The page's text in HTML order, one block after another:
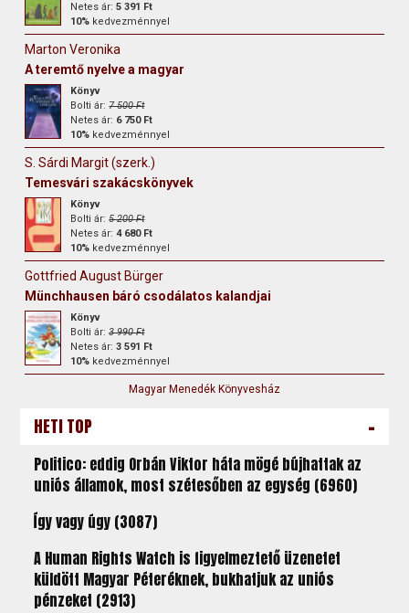
Netes ár:5 391 Ft
10% kedvezménnyel
Marton Veronika
A teremtő nyelve a magyar
Könyv
Bolti ár:7 500 Ft
Netes ár: 6 750 Ft
10% kedvezménnyel
S. Sárdi Margit (szerk.)
Temesvári szakácskönyvek
Könyv
Bolti ár:5 200 Ft
Netes ár:4 680 Ft
10% kedvezménnyel
Gottfried August Bürger
Münchhausen báró csodálatos kalandjai
Könyv
Bolti ár:3 990 Ft
Netes ár:3 591 Ft
10% kedvezménnyel
Magyar Menedék Könyvesház
HETI TOP -
Politico: eddig Orbán Viktor háta mögé bújhattak az
uniós államok, most szétesőben az egység (6960)
Így vagy úgy (3087)
A Human Rights Watch is figyelmeztető üzenetet
küldött Magyar Péteréknek, bukhatjuk az uniós
pénzeket (2913)